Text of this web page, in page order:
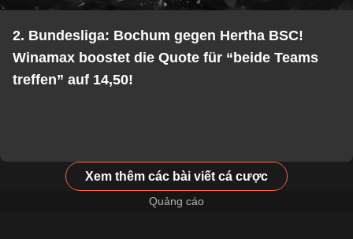
2. Bundesliga: Bochum gegen Hertha BSC!
Winamax boostet die Quote für “beide Teams
treffen” auf 14,50!
Xem thêm các bài viết cá cược